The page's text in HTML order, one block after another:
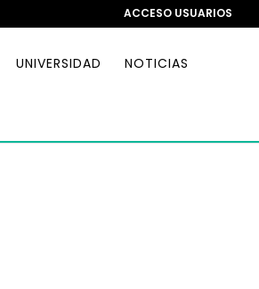
ACCESO USUARIOS
UNIVERSIDAD NOTICIAS